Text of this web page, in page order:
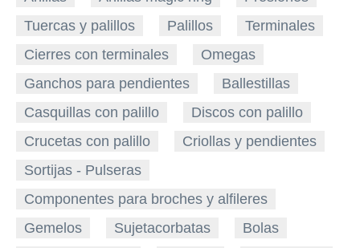
Tuercas y palillos
Palillos
Terminales
Cierres con terminales
Omegas
Ganchos para pendientes
Ballestillas
Casquillas con palillo
Discos con palillo
Crucetas con palillo
Criollas y pendientes
Sortijas - Pulseras
Componentes para broches y alfileres
Gemelos
Sujetacorbatas
Bolas